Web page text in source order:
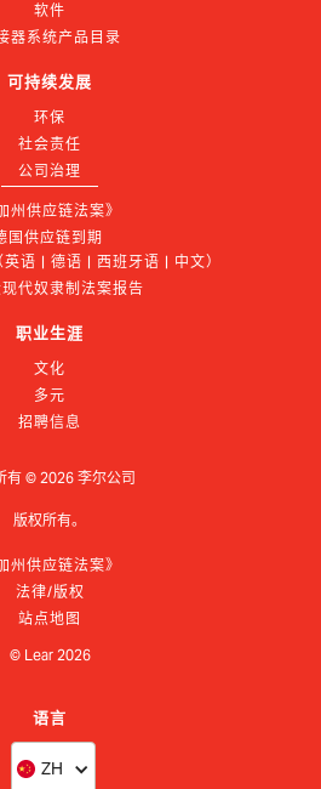
软件
器系统产品目录
可持续发展
环保
社会责任
公司治理
州供应链法案》
国供应链到期
英语 | 德语 | 西班牙语 | 中文）
代奴隶制法案报告
职业生涯
文化
多元
招聘信息
有 ©2026 李尔公司
版权所有。
州供应链法案》
法律/版权
站点地图
© Lear 2026
语言
ZH